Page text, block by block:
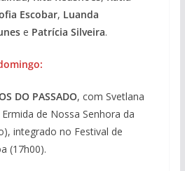
Escobar, Luanda
e Patrícia Silveira.
DO PASSADO, com Svetlana
de Nossa Senhora da
integrado no Festival de
(17h00).